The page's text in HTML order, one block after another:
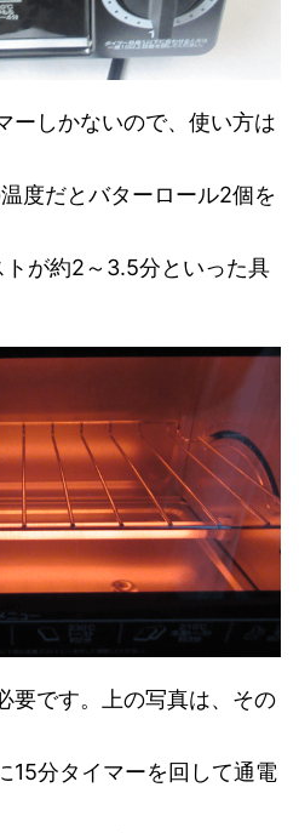
ーしかないので、使い方は
度だとバターロール2個を
が約2～3.5分といった具
要です。上の写真は、その
15分タイマーを回して通電